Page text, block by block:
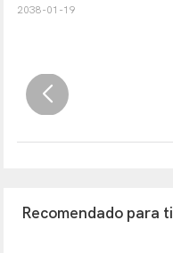
2038-01-19
Recomendado para ti